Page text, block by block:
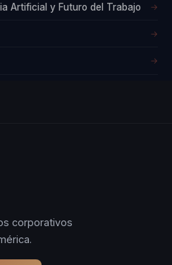
Artificial y Futuro del Trabajo →
→
→
corporativos